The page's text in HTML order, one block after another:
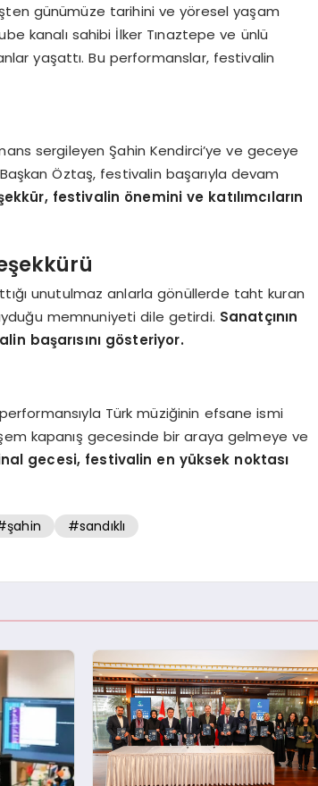
günümüze tarihini ve yöresel yaşam
kanalı sahibi İlker Tınaztepe ve ünlü
yaşattı. Bu performanslar, festivalin
sergileyen Şahin Kendirci’ye ve geceye
Öztaş, festivalin başarıyla devam
festivalin önemini ve katılımcıların
unutulmaz anlarla gönüllerde taht kuran
memnuniyeti dile getirdi. Sanatçının
başarısını gösteriyor.
Türk müziğinin efsane ismi
kapanış gecesinde bir araya gelmeye ve
gecesi, festivalin en yüksek noktası
#sandıklı